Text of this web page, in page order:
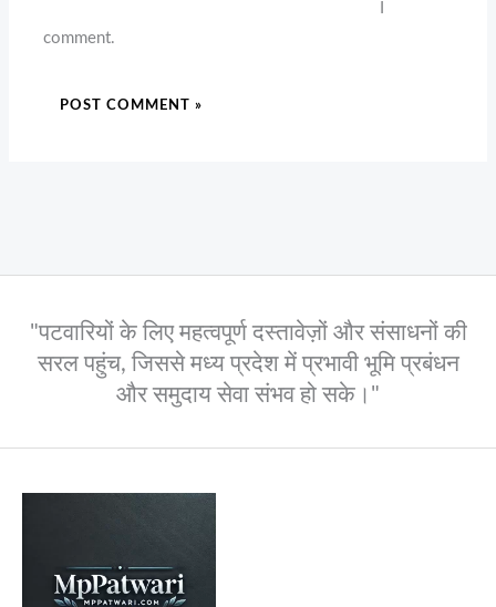
comment.
"पटवारियों के लिए महत्वपूर्ण दस्तावेज़ों और संसाधनों की
सरल पहुंच, जिससे मध्य प्रदेश में प्रभावी भूमि प्रबंधन
और समुदाय सेवा संभव हो सके।"